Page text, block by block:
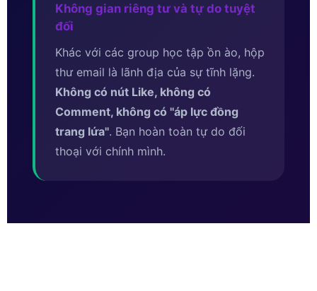
Không gian riêng tư và tự do tuyệt
đối
Khác với các group học tập ồn ào, hộp
thư email là lãnh địa của sự tĩnh lặng.
Không có nút Like, không có
Comment, không có ''áp lực đồng
trang lứa''. Bạn hoàn toàn tự do đối
thoại với chính mình.